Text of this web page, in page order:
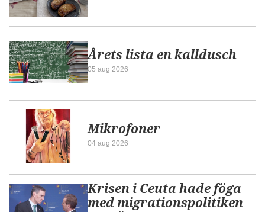
Årets lista en kalldusch
05 aug 2026
Mikrofoner
04 aug 2026
Krisen i Ceuta hade föga
med migrationspolitiken